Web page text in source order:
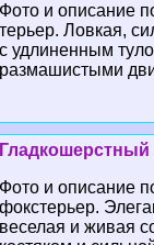
Фото и описание
терьер. Ловкая,
с удлиненным
размашистыми
Гладкошерстный
Фото и описание
фокстерьер.
веселая и живая